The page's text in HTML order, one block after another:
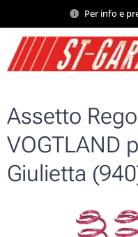
Per info e
Assetto
VOGTLAND
Giulietta